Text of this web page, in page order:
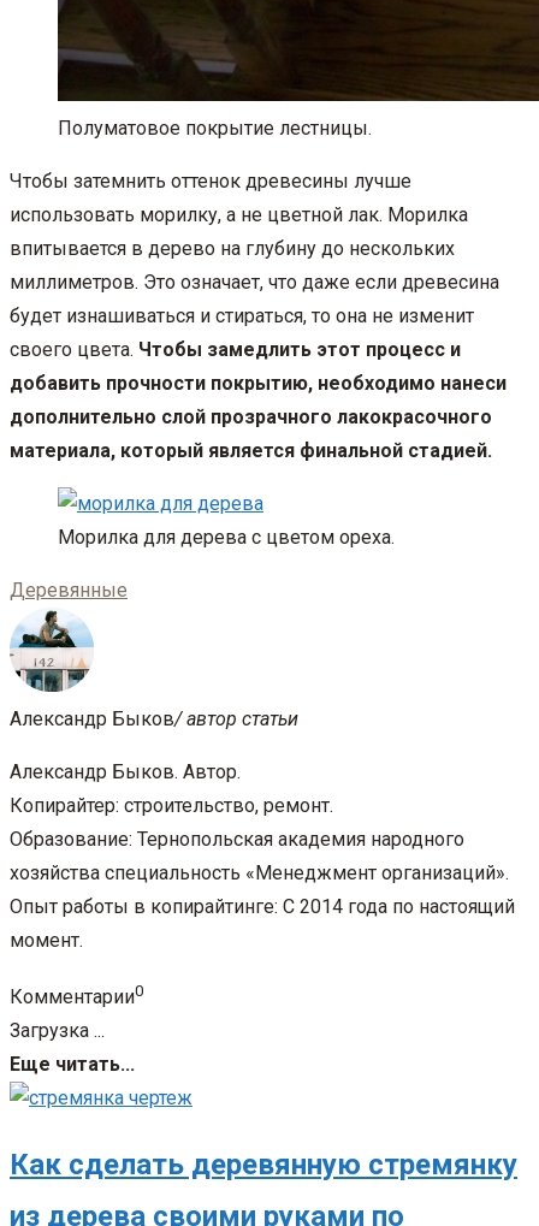
Полуматовое покрытие лестницы.
Чтобы затемнить оттенок древесины лучше
использовать морилку, а не цветной лак. Морилка
впитывается в дерево на глубину до нескольких
миллиметров. Это означает, что даже если древесина
будет изнашиваться и стираться, то она не изменит
своего цвета. Чтобы замедлить этот процесс и
добавить прочности покрытию, необходимо нанеси
дополнительно слой прозрачного лакокрасочного
материала, который является финальной стадией.
Морилка для дерева с цветом ореха.
Деревянные
Александр Быков/ автор статьи
Александр Быков. Автор.
Копирайтер: строительство, ремонт.
Образование: Тернопольская академия народного
хозяйства специальность «Менеджмент организаций».
Опыт работы в копирайтинге: С 2014 года по настоящий
момент.
Комментарии0
Загрузка ...
Еще читать...
Как сделать деревянную стремянку
из дерева своими руками по